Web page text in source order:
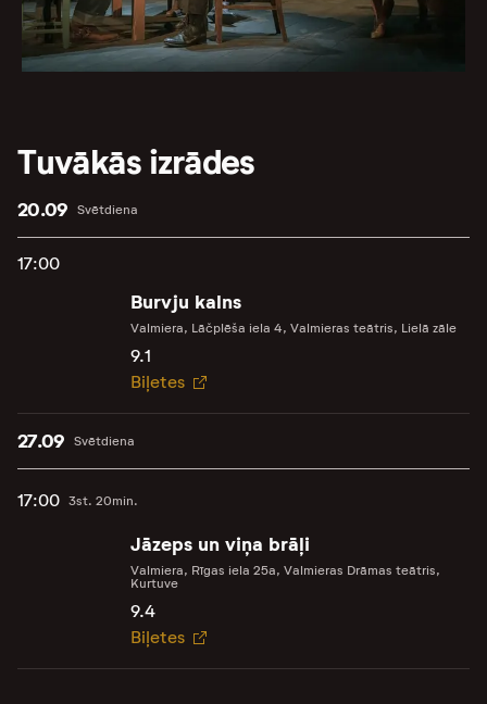
Tuvākās izrādes
Svētdiena
20.09
17:00
Burvju kalns
Valmiera, Lāčplēša iela 4, Valmieras teātris, Lielā zāle
9.1
Biļetes
Svētdiena
27.09
17:00 3st. 20min.
Jāzeps un viņa brāļi
Valmiera, Rīgas iela 25a, Valmieras Drāmas teātris,
Kurtuve
9.4
Biļetes